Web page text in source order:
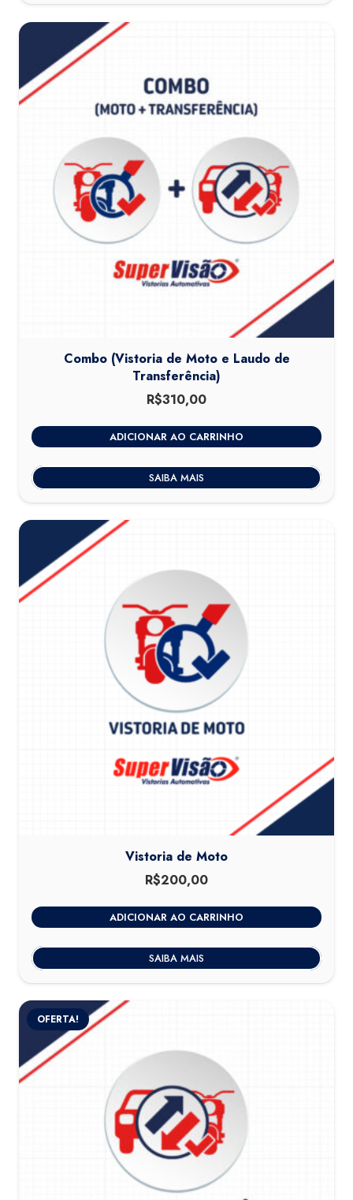
Combo (Vistoria de Moto e Laudo de
Transferência)
R$310,00
ADICIONAR AO CARRINHO
SAIBA MAIS
Vistoria de Moto
R$200,00
ADICIONAR AO CARRINHO
SAIBA MAIS
OFERTA!